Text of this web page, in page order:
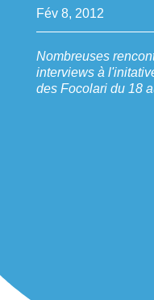
Fév 8, 2012
Nombreuses
interviews à
des Focolari du 18